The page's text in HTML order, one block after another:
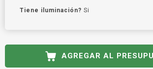
Tiene iluminación? Si
AGREGAR AL